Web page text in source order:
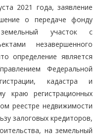
2021 года, заявление
о передаче фонду
участок с
незавершенного
определение является
Федеральной
кадастра и
краю регистрационных
реестре недвижимости
залоговых кредиторов,
на земельный